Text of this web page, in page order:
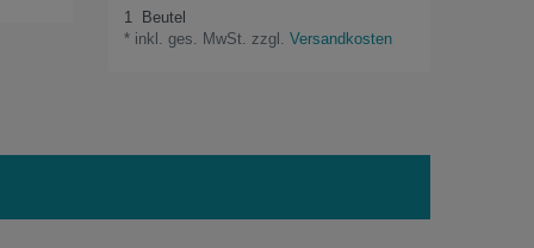
1
Beutel
* inkl. ges. MwSt. zzgl. Versandkosten